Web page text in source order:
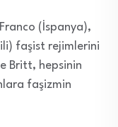
(İspanya),
faşist rejimlerini
Britt, hepsinin
faşizmin